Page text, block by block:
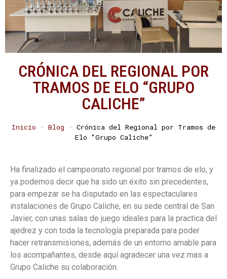
CRÓNICA DEL REGIONAL POR
TRAMOS DE ELO “GRUPO
CALICHE”
Inicio · Blog · Crónica del Regional por Tramos de
Elo “Grupo Caliche”
Ha finalizado el campeonato regional por tramos de elo, y
ya podemos decir que ha sido un éxito sin precedentes,
para empezar se ha disputado en las espectaculares
instalaciones de Grupo Caliche, en su sede central de San
Javier, con unas salas de juego ideales para la practica del
ajedrez y con toda la tecnología preparada para poder
hacer retransmisiones, además de un entorno amable para
los acompañantes, desde aquí agradecer una vez mas a
Grupo Caliche su colaboración.